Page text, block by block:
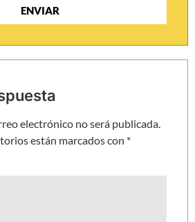
ENVIAR
electrónico no será publicada.
están marcados con *